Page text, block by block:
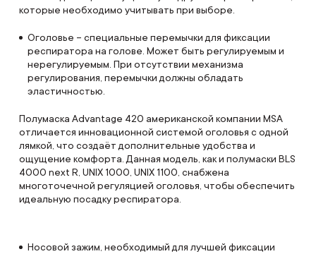
которые необходимо учитывать при выборе.
Оголовье – специальные перемычки для фиксации
респиратора на голове. Может быть регулируемым и
нерегулируемым. При отсутствии механизма
регулирования, перемычки должны обладать
эластичностью.
Полумаска Advantage 420 американской компании MSA
отличается инновационной системой оголовья с одной
лямкой, что создаёт дополнительные удобства и
ощущение комфорта. Данная модель, как и полумаски BLS
4000 next R, UNIX 1000, UNIX 1100, снабжена
многоточечной регуляцией оголовья, чтобы обеспечить
идеальную посадку респиратора.
Носовой зажим, необходимый для лучшей фиксации